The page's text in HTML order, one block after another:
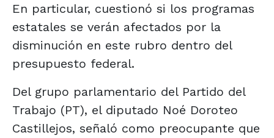
En particular, cuestionó si los programas
estatales se verán afectados por la
disminución en este rubro dentro del
presupuesto federal.
Del grupo parlamentario del Partido del
Trabajo (PT), el diputado Noé Doroteo
Castillejos, señaló como preocupante que